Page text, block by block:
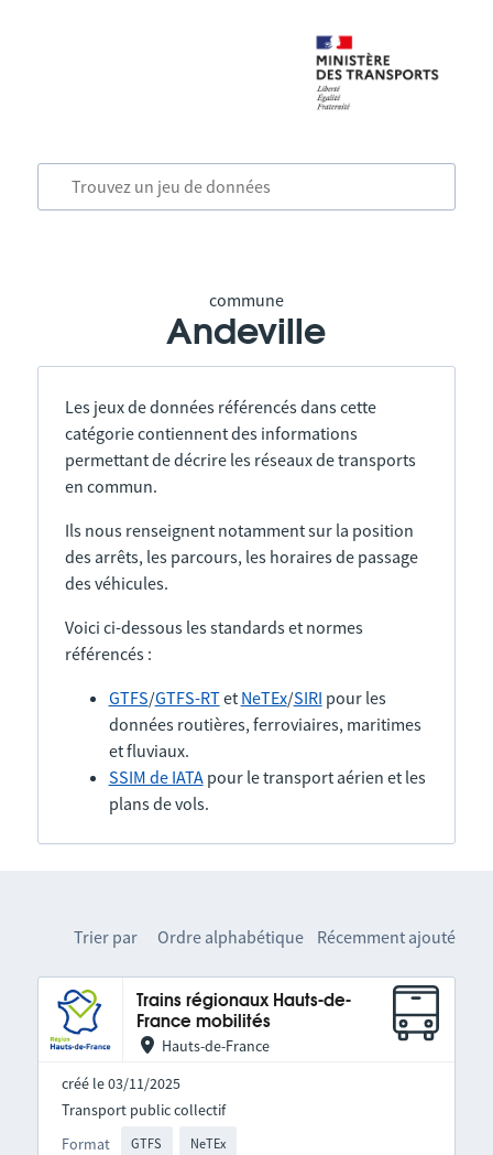
commune
Andeville
Les jeux de données référencés dans cette
catégorie contiennent des informations
permettant de décrire les réseaux de transports
en commun.
Ils nous renseignent notamment sur la position
des arrêts, les parcours, les horaires de passage
des véhicules.
Voici ci-dessous les standards et normes
référencés :
GTFS/GTFS-RTet NeTEx/SIRI pour les
données routières, ferroviaires, maritimes
et fluviaux.
SSIM de IATApour le transport aérien et les
plans de vols.
Trier par Ordre alphabétique Récemment ajouté
Trains régionaux Hauts-de-
France mobilités
Hauts-de-France
créé le 03/11/2025
Format GTFS NeTEx
Transport public collectif